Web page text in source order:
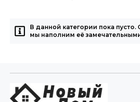
В данной категории пока пусто.
мы наполним её